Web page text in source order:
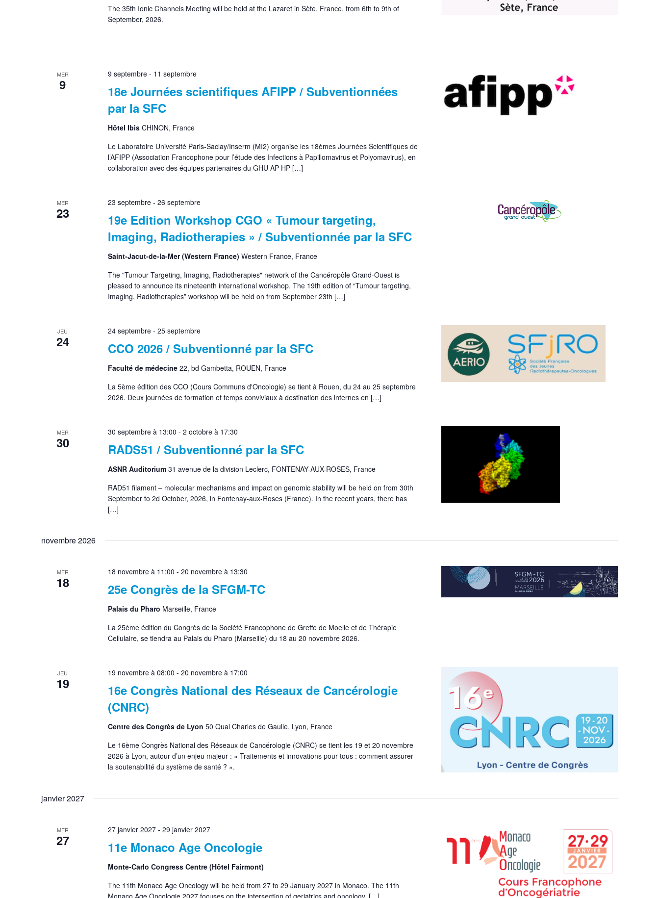
The 35th Ionic Channels Meeting will be held at the Lazaret in Sète, France, from 6th to 9th of
September, 2026.
MER
9
18e Journées scientifiques AFIPP / Subventionnées
par la SFC
9 septembre- 11 septembre
Hôtel Ibis CHINON, France
Le Laboratoire Université Paris-Saclay/Inserm (MI2) organise les 18èmes Journées Scientifiques de
l’AFIPP (Association Francophone pour l’étude des Infections à Papillomavirus et Polyomavirus), en
collaboration avec des équipes partenaires du GHU AP-HP […]
MER
23
19e Edition Workshop CGO « Tumour targeting,
Imaging, Radiotherapies » / Subventionnée par la SFC
23 septembre- 26 septembre
Saint-Jacut-de-la-Mer (Western France) Western France, France
The "Tumour Targeting, Imaging, Radiotherapies" network of the Cancéropôle Grand-Ouest is
pleased to announce its nineteenth international workshop. The 19th edition of “Tumour targeting,
Imaging, Radiotherapies” workshop will be held on from September 23th […]
JEU
24 CCO 2026 / Subventionné par la SFC
24 septembre- 25 septembre
Faculté de médecine 22, bd Gambetta, ROUEN, France
La 5ème édition des CCO (Cours Communs d'Oncologie) se tient à Rouen, du 24 au 25 septembre
2026. Deux journées de formation et temps conviviaux à destination des internes en […]
MER
30 RADS51 / Subventionné par la SFC
30 septembre à 13:00 - 2 octobre à 17:30
ASNR Auditorium 31 avenue de la division Leclerc, FONTENAY-AUX-ROSES, France
RAD51 filament – molecular mechanisms and impact on genomic stability will be held on from 30th
September to 2d October, 2026, in Fontenay-aux-Roses (France). In the recent years, there has
[…]
novembre 2026
MER
18 25e Congrès de la SFGM-TC
18 novembre à 11:00 - 20 novembre à 13:30
Palais du Pharo Marseille, France
La 25ème édition du Congrès de la Société Francophone de Greffe de Moelle et de Thérapie
Cellulaire, se tiendra au Palais du Pharo (Marseille) du 18 au 20 novembre 2026.
JEU
19
16e Congrès National des Réseaux de Cancérologie
(CNRC)
19 novembre à 08:00 - 20 novembre à 17:00
Centre des Congrès de Lyon 50 Quai Charles de Gaulle, Lyon, France
Le 16ème Congrès National des Réseaux de Cancérologie (CNRC) se tient les 19 et 20 novembre
2026 à Lyon, autour d’un enjeu majeur : « Traitements et innovations pour tous : comment assurer
la soutenabilité du système de santé ? ».
janvier 2027
MER
27 11e Monaco Age Oncologie
27 janvier 2027- 29 janvier 2027
Monte-Carlo Congress Centre (Hôtel Fairmont)
The 11th Monaco Age Oncology will be held from 27 to 29 January 2027 in Monaco. The 11th